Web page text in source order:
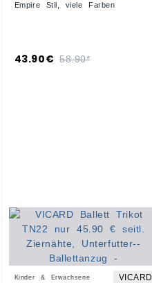
Empire Stil, viele Farben
43.90€ 58.90*
Kinder & Erwachsene VICARD